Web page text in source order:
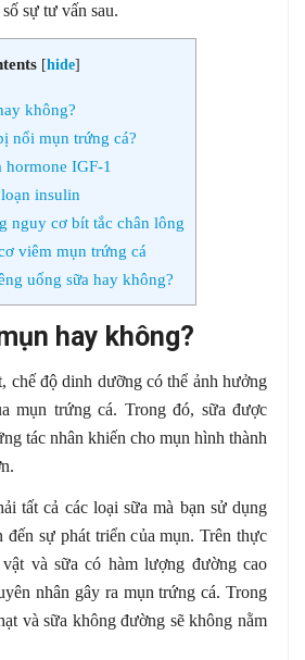
sự tư vấn sau.
[hide]
không?
nổi mụn trứng cá?
hormone IGF-1
insulin
nguy cơ bít tắc chân lông
viêm mụn trứng cá
uống sữa hay không?
hay không?
chế độ dinh dưỡng có thể ảnh hưởng
mụn trứng cá. Trong đó, sữa được
tác nhân khiến cho mụn hình thành
tất cả các loại sữa mà bạn sử dụng
đến sự phát triển của mụn. Trên thực
và sữa có hàm lượng đường cao
nhân gây ra mụn trứng cá. Trong
và sữa không đường sẽ không nằm